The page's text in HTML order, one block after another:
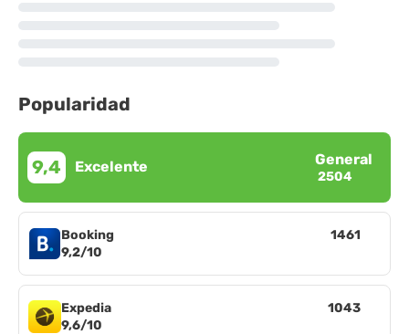
Popularidad
9,4 Excelente General
2504
Booking
9,2/10
1461
Expedia
9,6/10
1043